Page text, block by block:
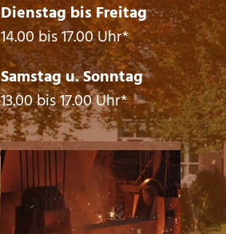
Dienstag bis Freitag
14.00 bis 17.00 Uhr*
Samstag u. Sonntag
13.00 bis 17.00 Uhr*